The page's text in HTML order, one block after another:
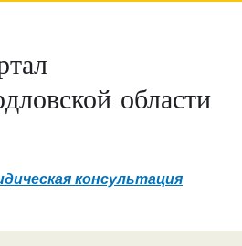
области
консультация